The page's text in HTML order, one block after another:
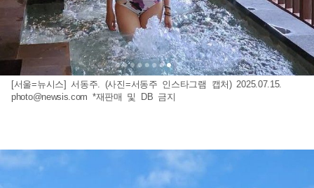
[서울=뉴시스] 서동주. (사진=서동주 인스타그램 캡처) 2025.07.15.
photo@newsis.com *재판매 및 DB 금지